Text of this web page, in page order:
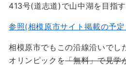
413号(道志道)で山中湖を目指す
参照(相模原市サイト掲載の予
相模原市でもこの沿線沿いでし
オリンピックを「無料」で見学